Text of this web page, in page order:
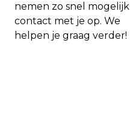
nemen zo snel mogelijk
contact met je op. We
helpen je graag verder!